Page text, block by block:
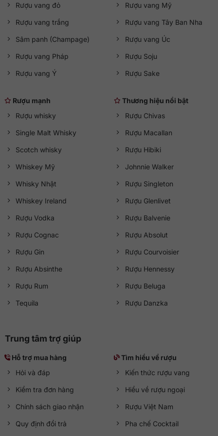
Hotline:0363 909 636
Fanpage:QKAWine Official
Messenger: Chat với QKAWine
Hỗ trợ khách hàng
Bán hàng: sales@qkawine.com
Cửa hàng
Đăng City), Phường Mỹ Đình 2, Quận Nam Từ Liêm, Thành
phố Hà Nội
Rượu vang đỏ
Rượu vang trắng
Sâm panh (Champage)
Rượu vang Pháp
Rượu vang Ý
Rượu vang Mỹ
Rượu vang Tây Ban Nha
Rượu vang Úc
Rượu Soju
Rượu Sake
Rượu mạnh
Rượu whisky
Single Malt Whisky
Scotch whisky
Whiskey Mỹ
Whisky Nhật
Whiskey Ireland
Rượu Vodka
Rượu Cognac
Rượu Gin
Rượu Absinthe
Rượu Rum
Tequila
Thương hiệu nổi bật
Rượu Chivas
Rượu Macallan
Rượu Hibiki
Johnnie Walker
Rượu Singleton
Rượu Glenlivet
Rượu Balvenie
Rượu Absolut
Rượu Courvoisier
Rượu Hennessy
Rượu Beluga
Rượu Danzka
Trung tâm trợ giúp
Hỗ trợ mua hàng
Hỏi và đáp
Kiểm tra đơn hàng
Chính sách giao nhận
Quy định đổi trả
Tìm hiểu về rượu
Kiến thức rượu vang
Hiểu về rượu ngoại
Rượu Việt Nam
Pha chế Cocktail